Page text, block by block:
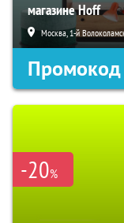
магазине Hoff
Москва, 1-й
Промокод
-20%